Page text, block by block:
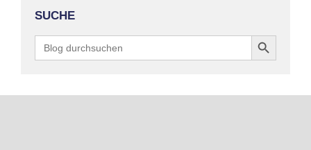
SUCHE
Search
for:
Search Button